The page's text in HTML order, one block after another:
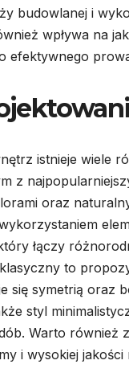
budowlanej i
wpływa na
efektywnego
istnieje wiele
z
oraz
łączy
to
się symetrią oraz
styl
Warto również
i wysokiej jakości